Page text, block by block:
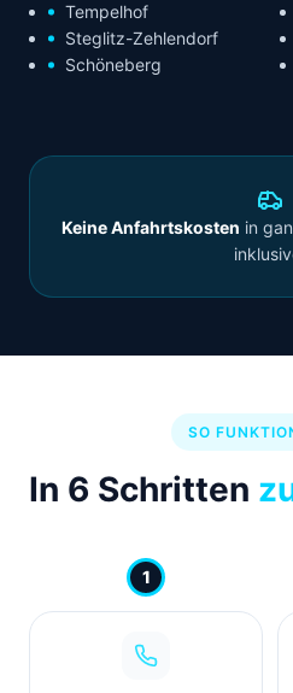
Tempelhof
Steglitz-Zehlendorf
Schöneberg
Keine Anfahrtskosten in
SO
In 6 Schritten
1